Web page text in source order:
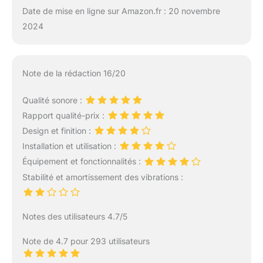
Date de mise en ligne sur Amazon.fr : 20 novembre
2024
Note de la rédaction 16/20
Qualité sonore :
Rapport qualité-prix :
Design et finition :
Installation et utilisation :
Équipement et fonctionnalités :
Stabilité et amortissement des vibrations :
Notes des utilisateurs 4.7/5
Note de 4.7 pour 293 utilisateurs